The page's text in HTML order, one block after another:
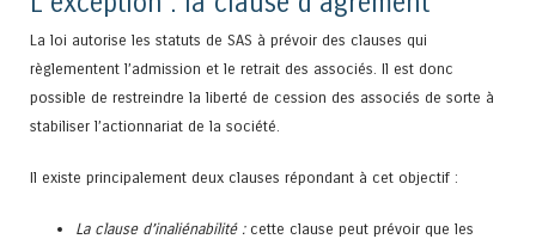
La loi autorise les statuts de SAS à prévoir des clauses qui
règlementent l’admission et le retrait des associés. Il est donc
possible de restreindre la liberté de cession des associés de sorte à
stabiliser l’actionnariat de la société.
Il existe principalement deux clauses répondant à cet objectif :
La clause d’inaliénabilité :cette clause peut prévoir que les